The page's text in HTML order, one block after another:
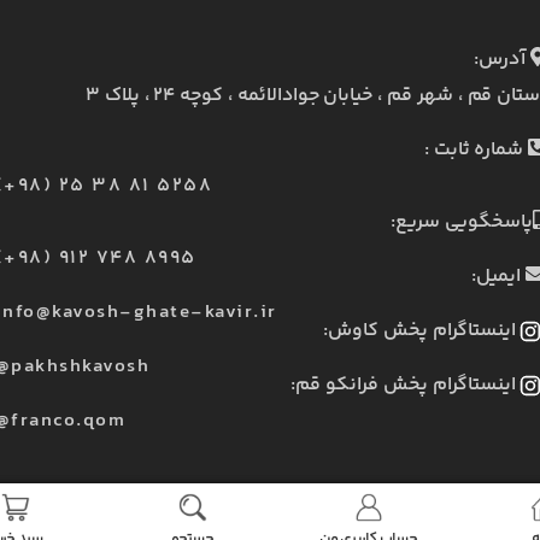
آدرس:
قم ، شهر قم ، خیابان جوادالائمه ، کوچه ۲۴ ، پلاک ۳
شماره ثابت :
25 38 81 5258
پاسخگویی سریع:
912 748 8995
ایمیل:
ghate-kavir.ir
اینستاگرام پخش کاوش:
اینستاگرام پخش فرانکو قم: